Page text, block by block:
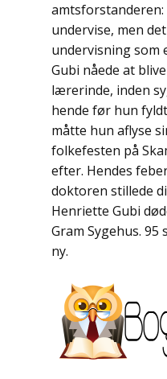
Polarlandene
Psykologi
Rejser /
Samfund /
Sex / Samliv
Skønlitteratur
Sport / Fritid
Sund / Sygdom
undervise, men
undervisning som
Gubi nåede at
lærerinde, inden
hende før hun
måtte hun aflyse
folkefesten på
efter. Hendes
doktoren stillede
Henriette Gubi
Gram Sygehus. 95
ny.